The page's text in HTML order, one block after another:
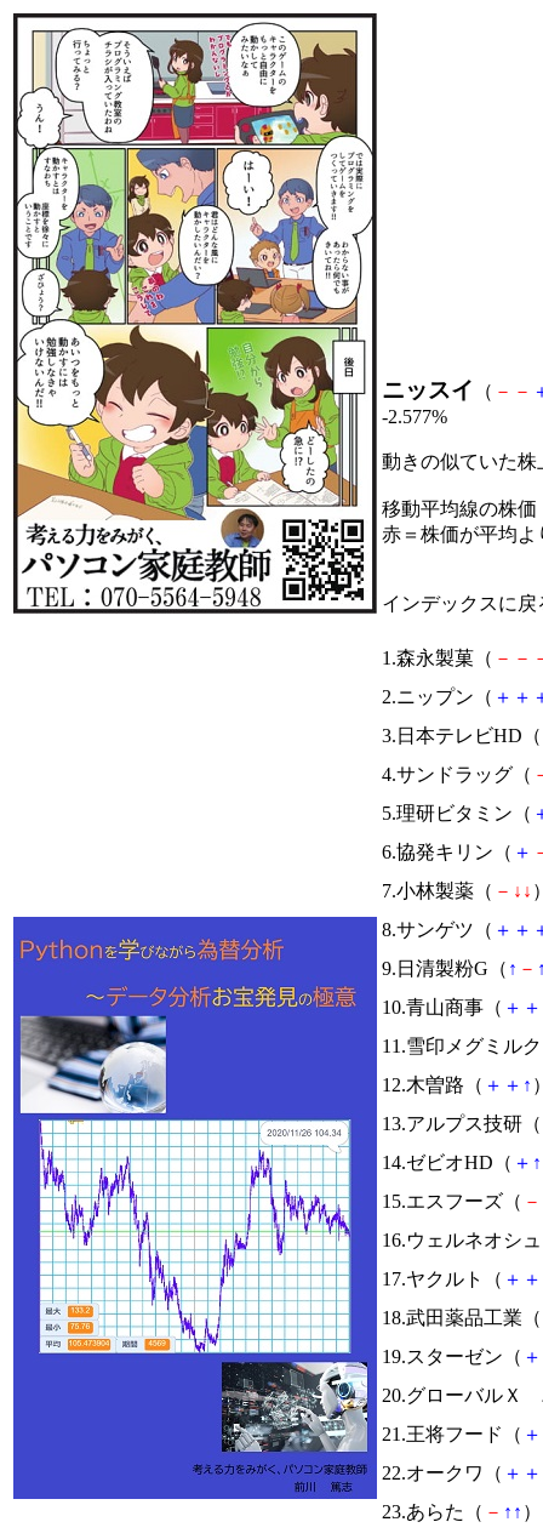
ニッスイ （ － －
-2.577%
動きの似ていた
移動平均線の株価
赤＝株価が平均
インデックスに戻
1.森永製菓（ － －
2.ニップン（ ＋ ＋
3.日本テレビHD（
4.サンドラッグ（
5.理研ビタミン（
6.協発キリン（ ＋
7.小林製薬（ － ↓ ↓
8.サンゲツ（ ＋ ＋
9.日清製粉G（ ↑ －
10.青山商事（ ＋ ＋
11.雪印メグミル
12.木曽路（ ＋ ＋ ↑
13.アルプス技研（
14.ゼビオHD（ ＋ ↑
15.エスフーズ（ －
16.ウェルネオシ
17.ヤクルト（ ＋ ＋
18.武田薬品工業（
19.スターゼン（ ＋
20.グローバルＸ
21.王将フード（ ＋
22.オークワ（ ＋ ＋
23.あらた（ － ↑ ↑